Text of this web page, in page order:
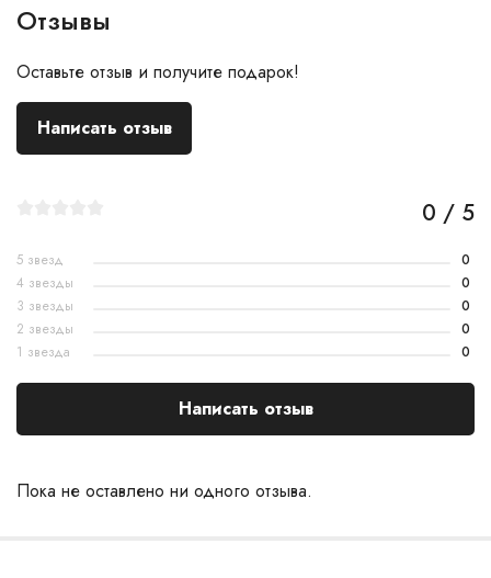
Отзывы
Оставьте отзыв и получите подарок!
Написать отзыв
Пока не оставлено ни одного отзыва.
0 / 5
5 звезд
0
4 звезды
0
3 звезды
0
2 звезды
0
1 звезда
0
Написать отзыв